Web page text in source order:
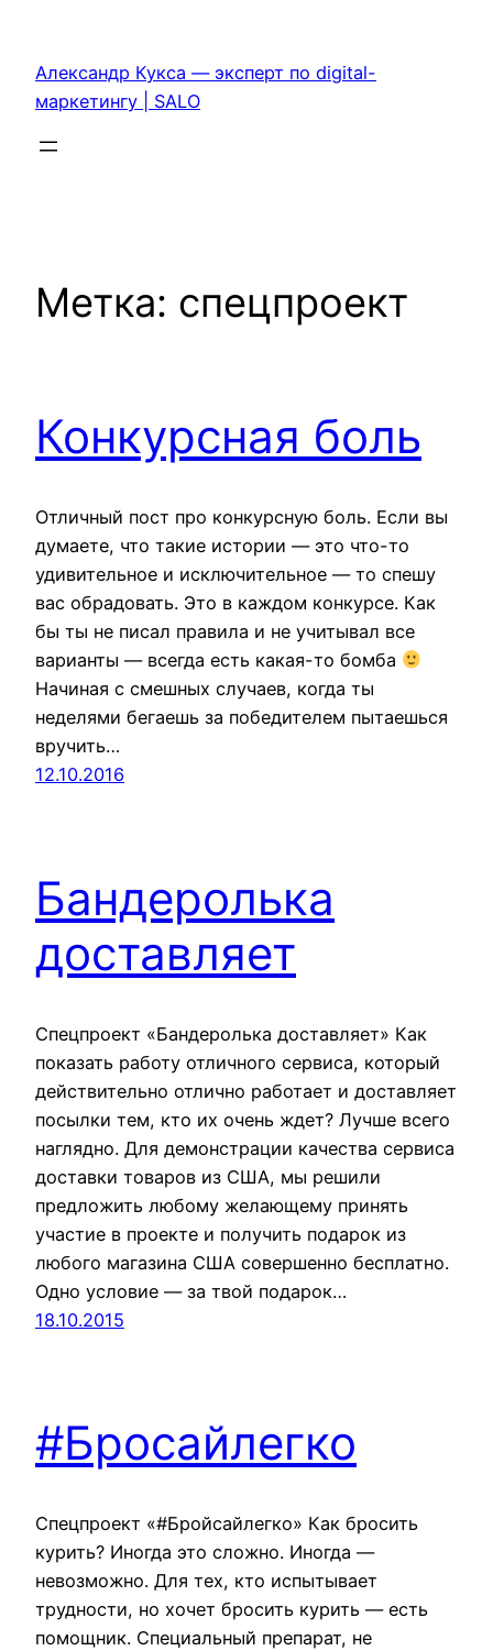
содержимому
Александр Кукса — эксперт по digital-
маркетингу | SALO
Метка: спецпроект
Конкурсная боль
Отличный пост про конкурсную боль. Если вы
думаете, что такие истории — это что-то
удивительное и исключительное — то спешу
вас обрадовать. Это в каждом конкурсе. Как
бы ты не писал правила и не учитывал все
варианты — всегда есть какая-то бомба
Начиная с смешных случаев, когда ты
неделями бегаешь за победителем пытаешься
вручить…
12.10.2016
Бандеролька
доставляет
Спецпроект «Бандеролька доставляет» Как
показать работу отличного сервиса, который
действительно отлично работает и доставляет
посылки тем, кто их очень ждет? Лучше всего
наглядно. Для демонстрации качества сервиса
доставки товаров из США, мы решили
предложить любому желающему принять
участие в проекте и получить подарок из
любого магазина США совершенно бесплатно.
Одно условие — за твой подарок…
18.10.2015
#Бросайлегко
Спецпроект «#Бройсайлегко» Как бросить
курить? Иногда это сложно. Иногда —
невозможно. Для тех, кто испытывает
трудности, но хочет бросить курить — есть
помощник. Специальный препарат, не